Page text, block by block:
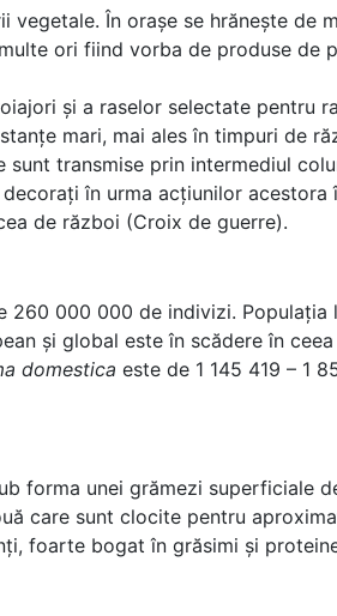
vegetale. În orașe se hrănește de
ori fiind vorba de produse de
și a raselor selectate pentru
mari, mai ales în timpuri de
transmise prin intermediul
în urma acțiunilor acestora
de război (Croix de guerre).
000 000 de indivizi. Populația
și global este în scădere în
domestica este de 1 145 419 – 1
forma unei grămezi superficiale
care sunt clocite pentru
foarte bogat în grăsimi și